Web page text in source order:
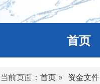
首页
当前页面： 首页 » 资金文件